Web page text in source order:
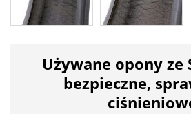
Używane opony ze
bezpieczne,